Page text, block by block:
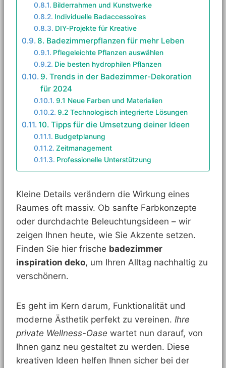
Bilderrahmen und Kunstwerke
Individuelle Badaccessoires
DIY-Projekte für Kreative
8. Badezimmerpflanzen für mehr Leben
Pflegeleichte Pflanzen auswählen
Die besten hydrophilen Pflanzen
9. Trends in der Badezimmer-Dekoration
für 2024
9.1 Neue Farben und Materialien
9.2 Technologisch integrierte Lösungen
10. Tipps für die Umsetzung deiner Ideen
Budgetplanung
Zeitmanagement
Professionelle Unterstützung
Kleine Details verändern die Wirkung eines
Raumes oft massiv. Ob sanfte Farbkonzepte
oder durchdachte Beleuchtungsideen – wir
zeigen Ihnen heute, wie Sie Akzente setzen.
Finden Sie hier frische badezimmer
inspiration deko, um Ihren Alltag nachhaltig zu
verschönern.
Es geht im Kern darum, Funktionalität und
moderne Ästhetik perfekt zu vereinen. Ihre
private Wellness-Oase wartet nun darauf, von
Ihnen ganz neu gestaltet zu werden. Diese
kreativen Ideen helfen Ihnen sicher bei der